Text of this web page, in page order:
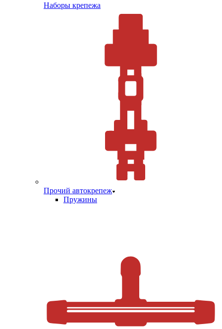
Наборы крепежа
Прочий автокрепеж
Пружины